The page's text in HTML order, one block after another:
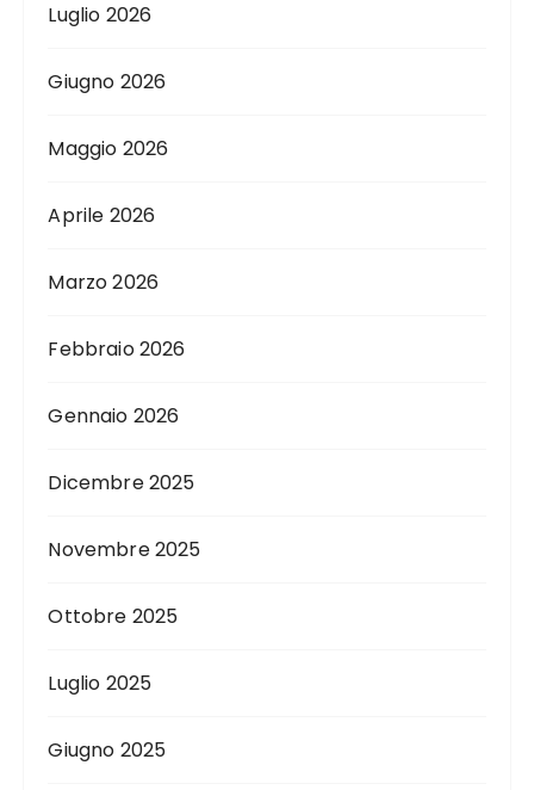
Luglio 2026
Giugno 2026
Maggio 2026
Aprile 2026
Marzo 2026
Febbraio 2026
Gennaio 2026
Dicembre 2025
Novembre 2025
Ottobre 2025
Luglio 2025
Giugno 2025